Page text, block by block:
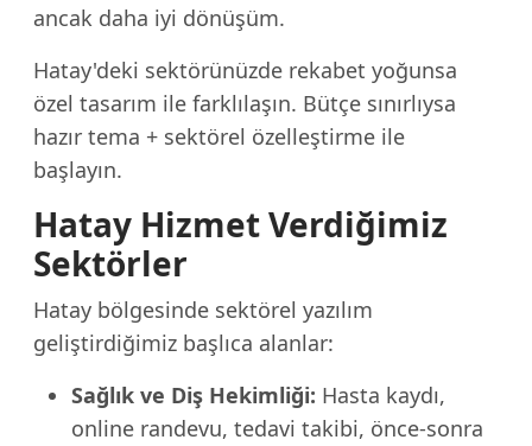
ancak daha iyi dönüşüm.
Hatay'deki sektörünüzde rekabet yoğunsa
özel tasarım ile farklılaşın. Bütçe sınırlıysa
hazır tema + sektörel özelleştirme ile
başlayın.
Hatay Hizmet Verdiğimiz
Sektörler
Hatay bölgesinde sektörel yazılım
geliştirdiğimiz başlıca alanlar:
Sağlık ve Diş Hekimliği: Hasta kaydı,
online randevu, tedavi takibi, önce-sonra